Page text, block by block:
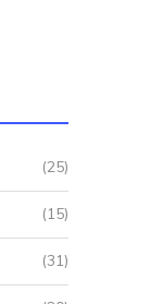
(25)
(15)
(31)